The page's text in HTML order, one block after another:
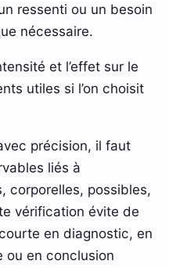
ressenti ou un besoin
nécessaire.
et l’effet sur le
utiles si l’on choisit
précision, il faut
liés à
corporelles, possibles,
vérification évite de
en diagnostic, en
ou en conclusion